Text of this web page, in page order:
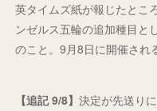
英タイムズ紙が報じたとこ
ンゼルス五輪の追加種目と
のこと。9月8日に開催され
【追記 9/8】 決定が先送り